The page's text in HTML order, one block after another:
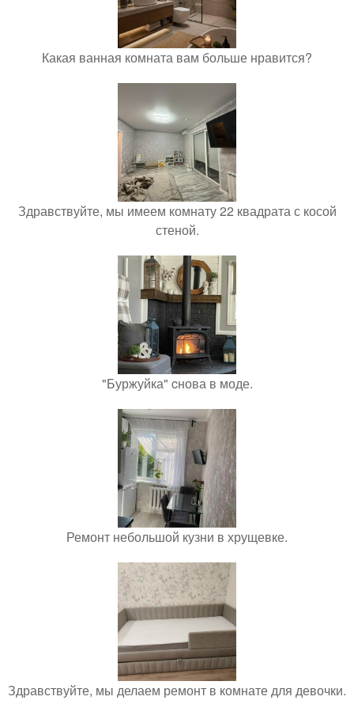
Какая ванная комната вам больше нравится?
Здравствуйте, мы имеем комнату 22 квадрата с косой
стеной.
"Буржуйка" cнова в моде.
Ремонт небольшой кузни в хрущевке.
Здравствуйте, мы делаем ремонт в комнате для девочки.